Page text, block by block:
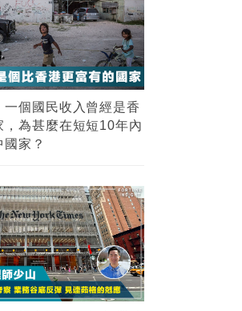
一個國民收入曾經是香
，為甚麼在短短10年內
家？